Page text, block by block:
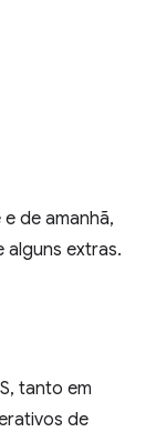
de amanhã,
alguns extras.
tanto em
de